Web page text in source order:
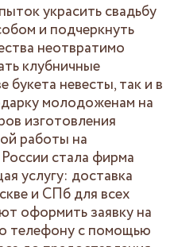
украсить свадьбу
и подчеркнуть
неотвратимо
клубничные
букета невесты, так и в
молодоженам на
изготовления
работы на
стала фирма
услугу: доставка
и СПб для всех
оформить заявку на
телефону с помощью